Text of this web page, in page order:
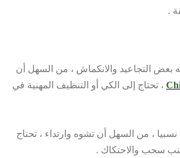
.
بعض التجاعيد والانكماش ، من السهل أن
، تحتاج إلى الكي أو التنظيف المهنية في
، من السهل أن تشوه وارتداء ، تحتاج
سحب والاحتكاك .